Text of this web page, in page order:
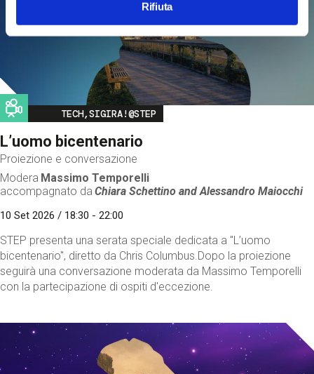
Rifiuta
Image
TECH,SIGIRA!@STEP
L’uomo bicentenario
Proiezione e conversazione
Modera Massimo Temporelli
accompagnato da Chiara Schettino andAlessandro Maiocchi
10 Set 2026 / 18:30 - 22:00
STEP presenta una serata speciale dedicata a "L’uomo
bicentenario", diretto da Chris Columbus.Dopo la proiezione
seguirà una conversazione moderata da Massimo Temporelli
con la partecipazione di ospiti d'eccezione.